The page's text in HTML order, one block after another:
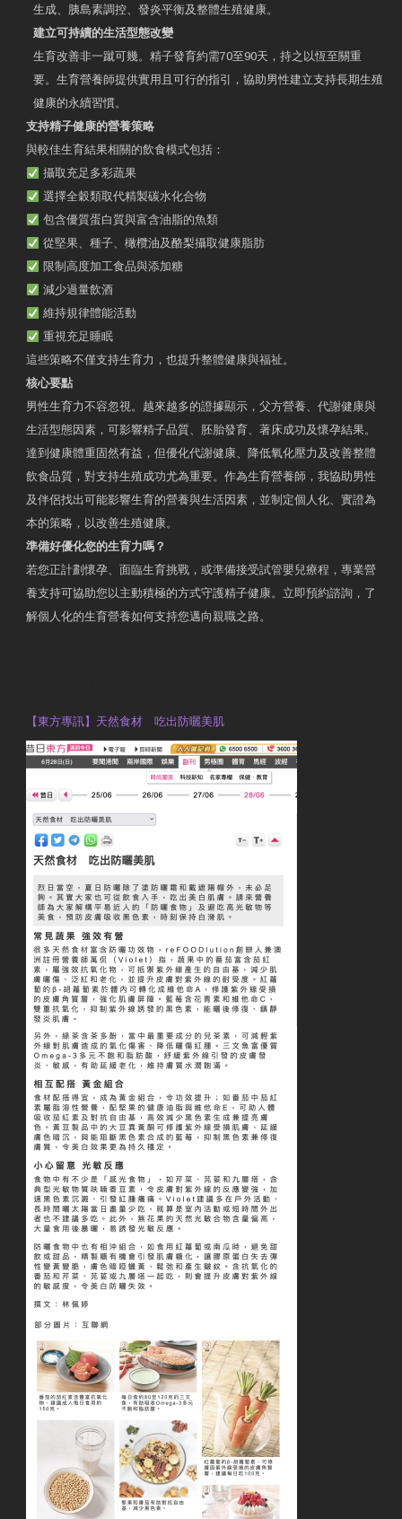
生成、胰島素調控、發炎平衡及整體生殖健康。
建立可持續的生活型態改變
生育改善非一蹴可幾。精子發育約需70至90天，持之以恆至關重
要。生育營養師提供實用且可行的指引，協助男性建立支持長期生殖
健康的永續習慣。
支持精子健康的營養策略
與較佳生育結果相關的飲食模式包括：
攝取充足多彩蔬果
選擇全穀類取代精製碳水化合物
包含優質蛋白質與富含油脂的魚類
從堅果、種子、橄欖油及酪梨攝取健康脂肪
限制高度加工食品與添加糖
減少過量飲酒
維持規律體能活動
重視充足睡眠
這些策略不僅支持生育力，也提升整體健康與福祉。
核心要點
男性生育力不容忽視。越來越多的證據顯示，父方營養、代謝健康與
生活型態因素，可影響精子品質、胚胎發育、著床成功及懷孕結果。
達到健康體重固然有益，但優化代謝健康、降低氧化壓力及改善整體
飲食品質，對支持生殖成功尤為重要。作為生育營養師，我協助男性
及伴侶找出可能影響生育的營養與生活因素，並制定個人化、實證為
本的策略，以改善生殖健康。
準備好優化您的生育力嗎？
若您正計劃懷孕、面臨生育挑戰，或準備接受試管嬰兒療程，專業營
養支持可協助您以主動積極的方式守護精子健康。立即預約諮詢，了
解個人化的生育營養如何支持您邁向親職之路。
【東方專訊】天然食材 吃出防曬美肌